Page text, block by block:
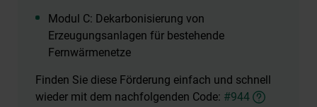
Modul C: Dekarbonisierung von
Erzeugungsanlagen für bestehende
Fernwärmenetze
Finden Sie diese Förderung einfach und schnell
wieder mit dem nachfolgenden Code: #944